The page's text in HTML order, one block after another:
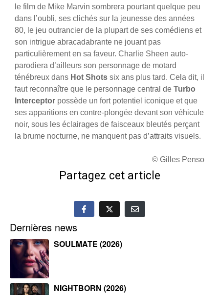
le film de Mike Marvin sombrera pourtant quelque peu
dans l’oubli, ses clichés sur la jeunesse des années
80, le jeu outrancier de la plupart de ses comédiens et
son intrigue abracadabrante ne jouant pas
particulièrement en sa faveur. Charlie Sheen auto-
parodiera d’ailleurs son personnage de motard
ténébreux dans Hot Shots six ans plus tard. Cela dit, il
faut reconnaître que le personnage central de Turbo
Interceptor possède un fort potentiel iconique et que
ses apparitions en contre-plongée devant son véhicule
noir, sous les éclairages de faisceaux bleutés perçant
la brume nocturne, ne manquent pas d’attraits visuels.
© Gilles Penso
Partagez cet article
Dernières news
SOULMATE (2026)
NIGHTBORN (2026)